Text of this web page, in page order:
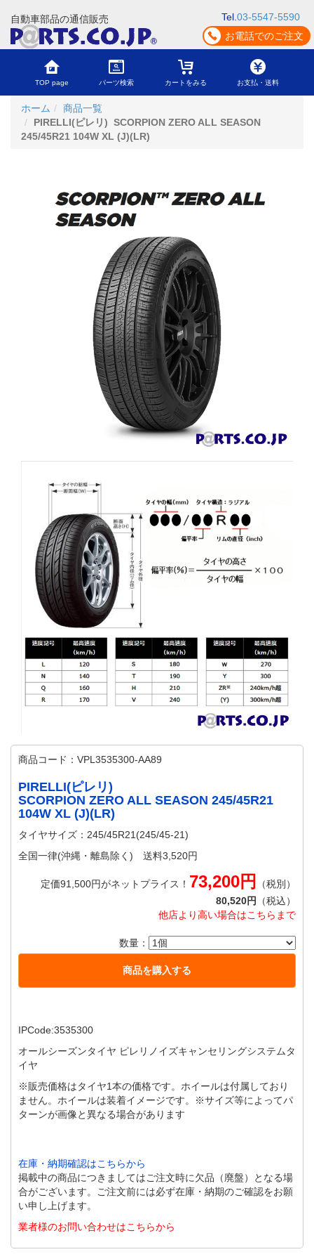
自動車部品の通信販売 Tel. 03-5547-5590
お電話でのご注文
TOP page パーツ検索 カートをみる お支払・送料
ホーム
商品一覧
PIRELLI(ピレリ) SCORPION ZERO ALL SEASON
245/45R21 104W XL (J)(LR)
商品コード：VPL3535300-AA89
PIRELLI(ピレリ)
SCORPION ZERO ALL SEASON 245/45R21
104W XL (J)(LR)
タイヤサイズ：245/45R21(245/45-21)
全国一律(沖縄・離島除く) 送料3,520円
定価91,500円がネットプライス！ 73,200円
（税別）
80,520円
（税込）
他店より高い場合はこちらまで
数量：
IPCode:3535300
オールシーズンタイヤ ピレリノイズキャンセリングシステムタ
イヤ
※販売価格はタイヤ1本の価格です。ホイールは付属しており
ません。ホイールは装着イメージです。※サイズ等によってパ
ターンが画像と異なる場合があります
在庫・納期確認はこちらから
掲載中の商品につきましてはご注文時に欠品（廃盤）となる場
合がございます。ご注文前には必ず在庫・納期のご確認をお願
い申し上げます。
業者様のお問い合わせはこちらから